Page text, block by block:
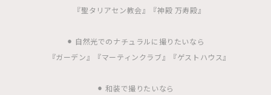
『聖タリアセン教会』『神殿 万寿殿』
⚫︎ 自然光でのナチュラルに撮りたいなら
『ガーデン』『マーティンクラブ』『ゲストハウス』
⚫︎ 和装で撮りたいなら